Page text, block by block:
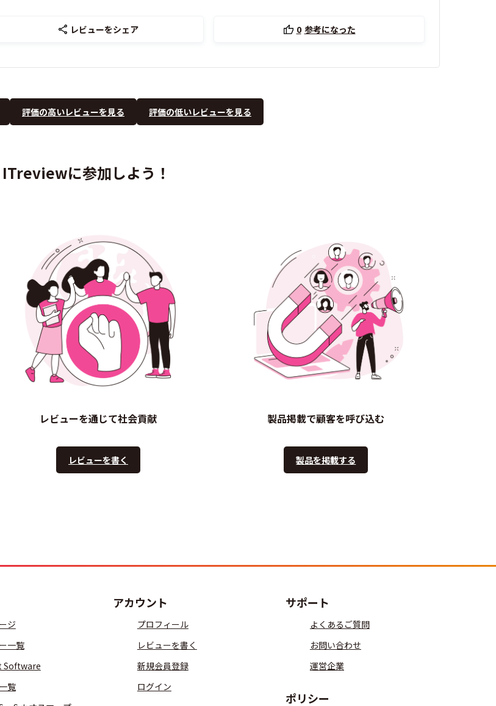
レビューをシェア 0 参考になった
評価の高いレビューを見る 評価の低いレビューを見る
ITreviewに参加しよう！
レビューを通じて社会貢献
レビューを書く
製品掲載で顧客を呼び込む
製品を掲載する
ジ
一覧
Software
覧
アカウント
プロフィール
レビューを書く
新規会員登録
ログイン
サポート
よくあるご質問
お問い合わせ
運営企業
ポリシー